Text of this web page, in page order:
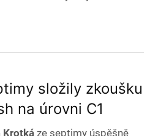
složily zkoušku
na úrovni C1
Krotká ze septimy úspěšně